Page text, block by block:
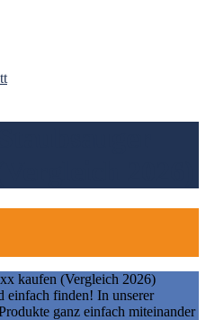
kaufen (Vergleich 2026)
einfach finden! In unserer
ganz einfach miteinander